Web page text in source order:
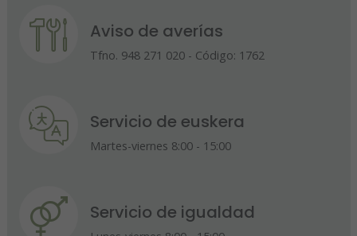
Aviso de averías
Tfno. 948 271 020 - Código: 1762
Servicio de euskera
Martes-viernes 8:00 - 15:00
Servicio de igualdad